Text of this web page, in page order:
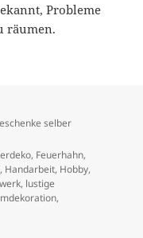
Probleme
räumen.
selber
, Feuerhahn,
, Handarbeit, Hobby,
, lustige
,
aus Papier selber machen.